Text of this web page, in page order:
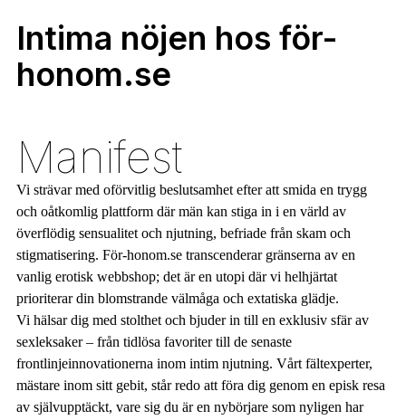
Intima nöjen hos för-
honom.se
Manifest
Vi strävar med oförvitlig beslutsamhet efter att smida en trygg
och oåtkomlig plattform där män kan stiga in i en värld av
överflödig sensualitet och njutning, befriade från skam och
stigmatisering. För-honom.se transcenderar gränserna av en
vanlig erotisk webbshop; det är en utopi där vi helhjärtat
prioriterar din blomstrande välmåga och extatiska glädje.
Vi hälsar dig med stolthet och bjuder in till en exklusiv sfär av
sexleksaker – från tidlösa favoriter till de senaste
frontlinjeinnovationerna inom intim njutning. Vårt fältexperter,
mästare inom sitt gebit, står redo att föra dig genom en episk resa
av självupptäckt, vare sig du är en nybörjare som nyligen har